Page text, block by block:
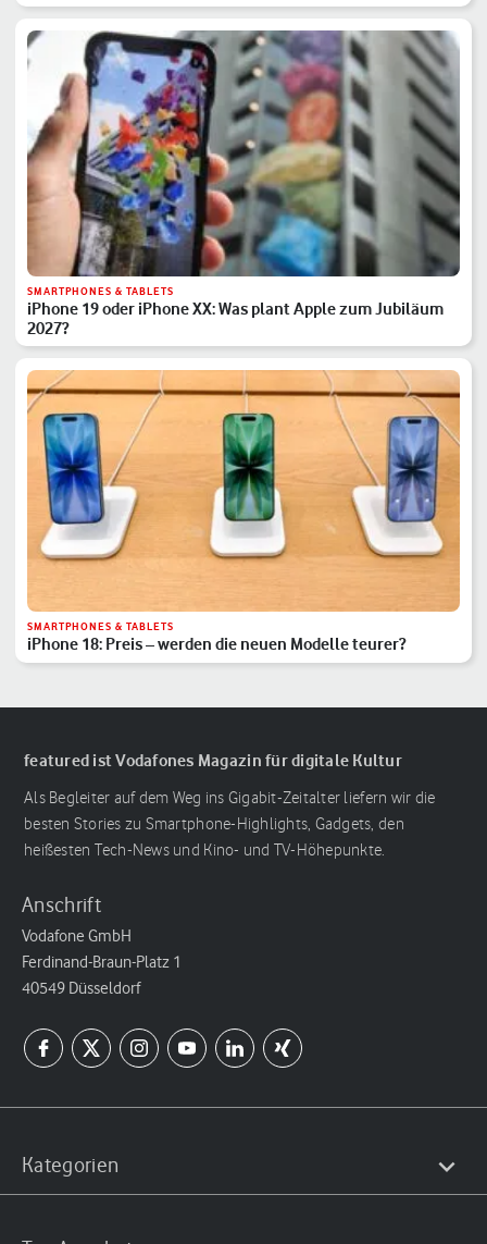
SMARTPHONES & TABLETS
iPhone 19 oder iPhone XX: Was plant Apple zum Jubiläum
2027?
SMARTPHONES & TABLETS
iPhone 18: Preis – werden die neuen Modelle teurer?
featured ist Vodafones Magazin für digitale Kultur
Als Begleiter auf dem Weg ins Gigabit-Zeitalter liefern wir die
besten Stories zu Smartphone-Highlights, Gadgets, den
heißesten Tech-News und Kino- und TV-Höhepunkte.
Anschrift
Vodafone GmbH
Ferdinand-Braun-Platz 1
40549 Düsseldorf
Kategorien